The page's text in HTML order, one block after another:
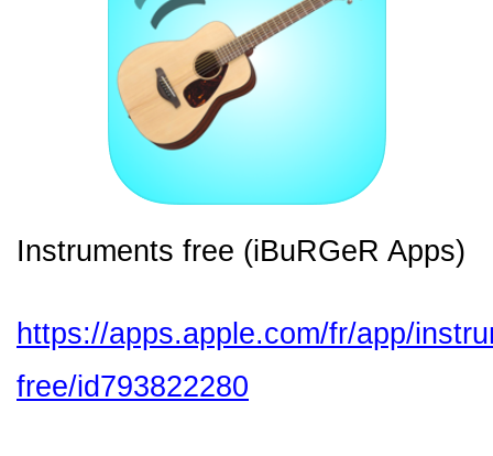
Instruments free (iBuRGeR Apps)
https://apps.apple.com/fr/app/
free/id793822280